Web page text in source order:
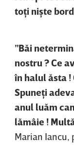
toţi nişte
”Băi
nostru ? Ce
în halul ăsta !
Spuneţi
anul luăm
lămâie !
Marian Iancu,